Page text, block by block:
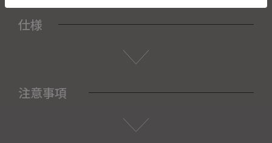
仕様
注意事項